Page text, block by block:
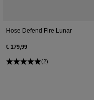
Hose Defend Fire Lunar
€ 179,99
(2)